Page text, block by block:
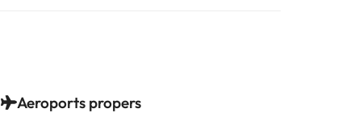
Aeroports propers